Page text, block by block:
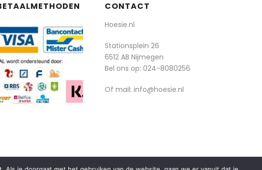
CONTACT
Hoesie.nl
Stationsplein 26
6512 AB Nijmegen
Bel ons op: 024-8080256
Of mail: info@hoesie.nl